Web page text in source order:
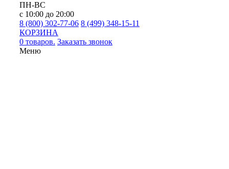
ПН-ВС
с 10:00 до 20:00
8 (800) 302-77-06 8 (499) 348-15-11
КОРЗИНА
0 товаров. Заказать звонок
Меню